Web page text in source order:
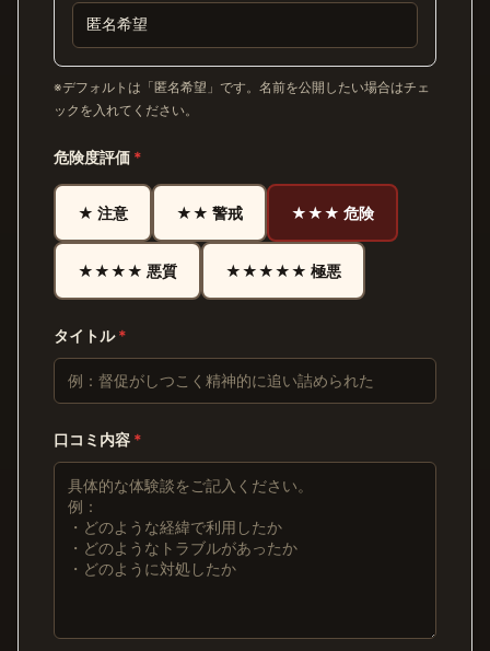
※デフォルトは「匿名希望」です。名前を公開したい場合はチェ
ックを入れてください。
危険度評価 *
★ 注意 ★★ 警戒 ★★★ 危険
★★★★ 悪質 ★★★★★ 極悪
タイトル*
口コミ内容 *